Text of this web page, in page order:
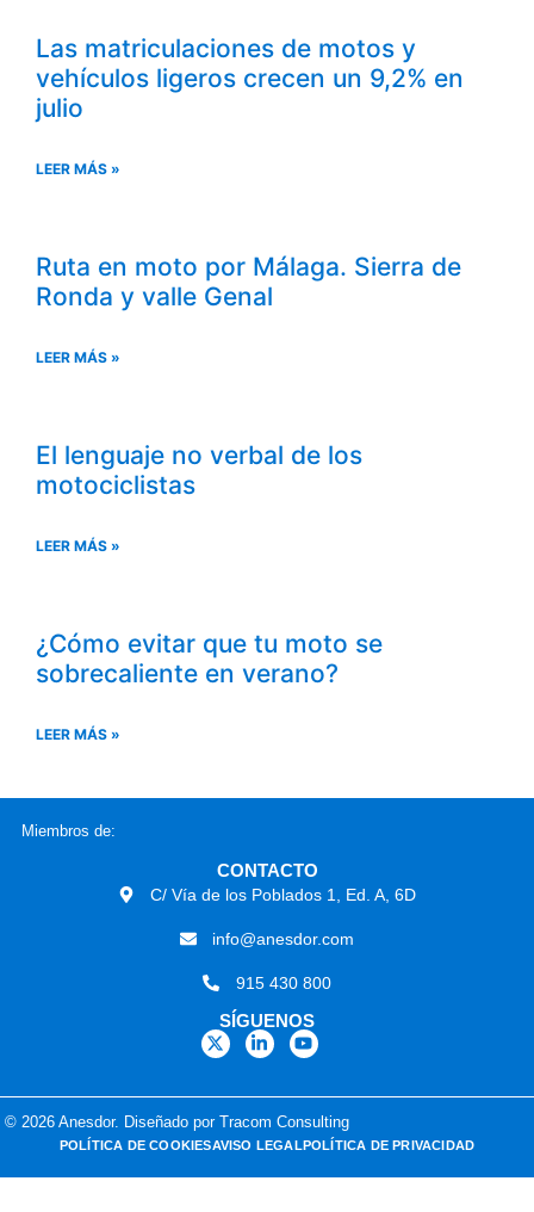
Las matriculaciones de motos y
vehículos ligeros crecen un 9,2% en
julio
LEER MÁS »
Ruta en moto por Málaga. Sierra de
Ronda y valle Genal
LEER MÁS »
El lenguaje no verbal de los
motociclistas
LEER MÁS »
¿Cómo evitar que tu moto se
sobrecaliente en verano?
LEER MÁS »
Miembros de:
CONTACTO
C/ Vía de los Poblados 1, Ed. A, 6D
info@anesdor.com
915 430 800
SÍGUENOS
© 2026 Anesdor. Diseñado por Tracom Consulting
POLÍTICA DE COOKIESAVISO LEGALPOLÍTICA DE PRIVACIDAD